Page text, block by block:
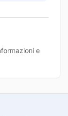
e